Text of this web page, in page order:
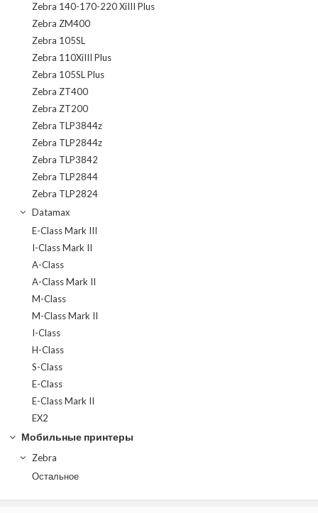
Zebra 140-170-220 XiIII Plus
Zebra ZM400
Zebra 105SL
Zebra 110XiIII Plus
Zebra 105SL Plus
Zebra ZT400
Zebra ZT200
Zebra TLP3844z
Zebra TLP2844z
Zebra TLP3842
Zebra TLP2844
Zebra TLP2824
Datamax
E-Class Mark III
I-Class Mark II
A-Class
A-Class Mark II
M-Class
M-Class Mark II
I-Class
H-Class
S-Class
E-Class
E-Class Mark II
EX2
Мобильные принтеры
Zebra
Остальное